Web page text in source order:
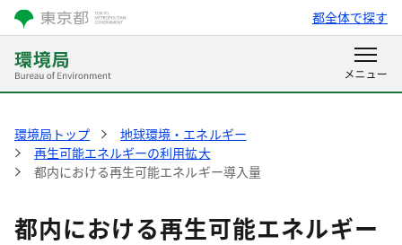
都全体で探す
環境局トップ
地球環境・エネルギー
再生可能エネルギーの利用拡大
都内における再生可能エネルギー導入量
都内における再生可能エネルギー